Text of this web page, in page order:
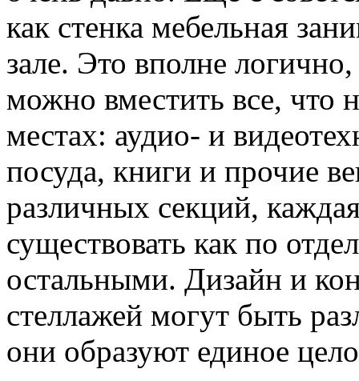
как стенка мебельная
зале. Это вполне
можно вместить все, что
местах: аудио- и
посуда, книги и прочие
различных секций,
существовать как по
остальными. Дизайн и
стеллажей могут быть
они образуют единое